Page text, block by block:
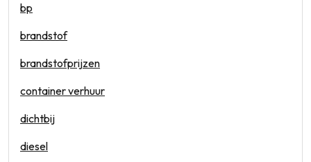
bp
brandstof
brandstofprijzen
container verhuur
dichtbij
diesel